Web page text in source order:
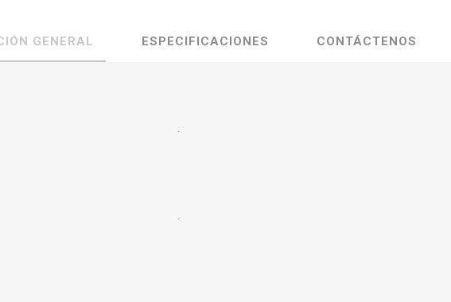
GENERAL ESPECIFICACIONES CONTÁCTENOS
.
.